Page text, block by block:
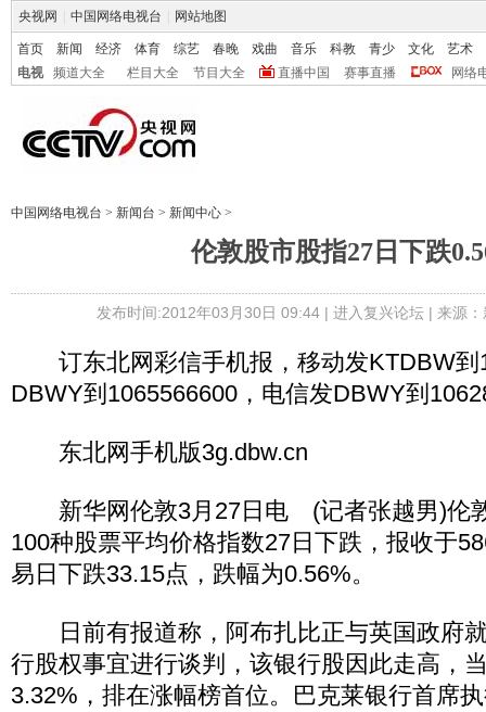
央视网 中国网络电视台 网站地图
首页 新闻 经济 体育 综艺 春晚 戏曲 音乐 科教 青少 文化
艺术
电视
频道大全 栏目大全 节目大全 直播中国 赛事直播 网络
中国网络电视台 > 新闻台 > 新闻中心 >
伦敦股市股指27日下跌
发布时间:2012年03月30日 09:44 | 进入复兴论坛| 来源
订东北网彩信手机报，移动发KTDBW到
DBWY到1065566600，电信发DBWY到
东北网手机版3g.dbw.cn
新华网伦敦3月27日电 (记者张越男)伦
100种股票平均价格指数27日下跌，报收于
易日下跌33.15点，跌幅为0.56%。
日前有报道称，阿布扎比正与英国政府
行股权事宜进行谈判，该银行股因此走高，
3.32%，排在涨幅榜首位。巴克莱银行首席